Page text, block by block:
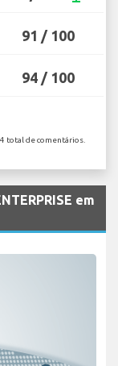
91 / 100
94 / 100
total de comentários.
em